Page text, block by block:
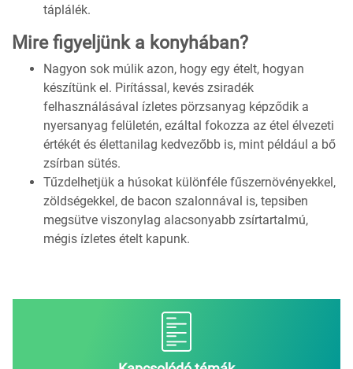
táplálék.
Mire figyeljünk a konyhában?
Nagyon sok múlik azon, hogy egy ételt, hogyan
készítünk el. Pirítással, kevés zsiradék
felhasználásával ízletes pörzsanyag képződik a
nyersanyag felületén, ezáltal fokozza az étel élvezeti
értékét és élettanilag kedvezőbb is, mint például a bő
zsírban sütés.
Tűzdelhetjük a húsokat különféle fűszernövényekkel,
zöldségekkel, de bacon szalonnával is, tepsiben
megsütve viszonylag alacsonyabb zsírtartalmú,
mégis ízletes ételt kapunk.